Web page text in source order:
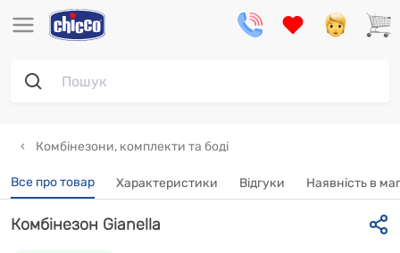
Комбінезони, комплекти та боді
Все про товар Характеристики Відгуки Наявність в
Комбінезон Gianella